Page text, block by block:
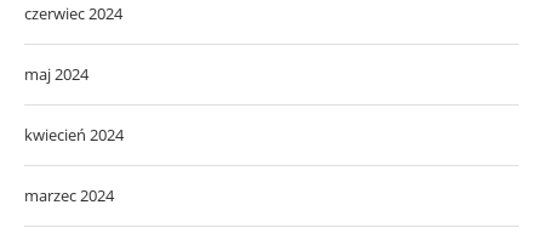
czerwiec 2024
maj 2024
kwiecień 2024
marzec 2024